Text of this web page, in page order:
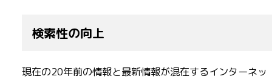
検索性の向上
現在の20年前の情報と最新情報が混在するインターネッ